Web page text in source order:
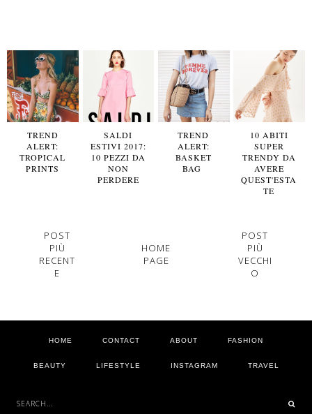
TREND
ALERT:
TROPICAL
PRINTS
SALDI
ESTIVI 2017:
10 PEZZI DA
NON
PERDERE
TREND
ALERT:
BASKET
BAG
10 ABITI
SUPER
TRENDY DA
AVERE
QUEST'ESTA
TE
POST
PIÙ
RECENT
E
HOME
PAGE
POST
PIÙ
VECCHI
O
HOME CONTACT ABOUT FASHION
BEAUTY LIFESTYLE INSTAGRAM TRAVEL